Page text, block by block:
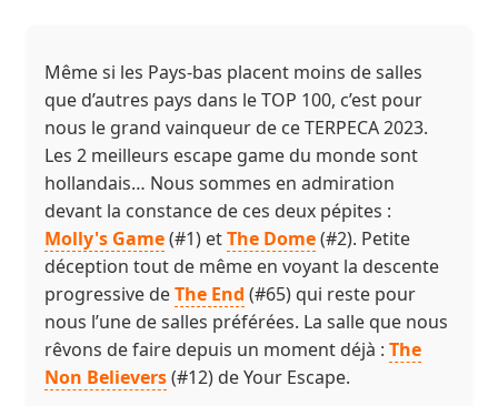
Même si les Pays-bas placent moins de salles
que d’autres pays dans le TOP 100, c’est pour
nous le grand vainqueur de ce TERPECA 2023.
Les 2 meilleurs escape game du monde sont
hollandais… Nous sommes en admiration
devant la constance de ces deux pépites :
Molly's Game(#1) etThe Dome(#2). Petite
déception tout de même en voyant la descente
progressive deThe End (#65) qui reste pour
nous l’une de salles préférées. La salle que nous
rêvons de faire depuis un moment déjà : The
Non Believers(#12) de Your Escape.